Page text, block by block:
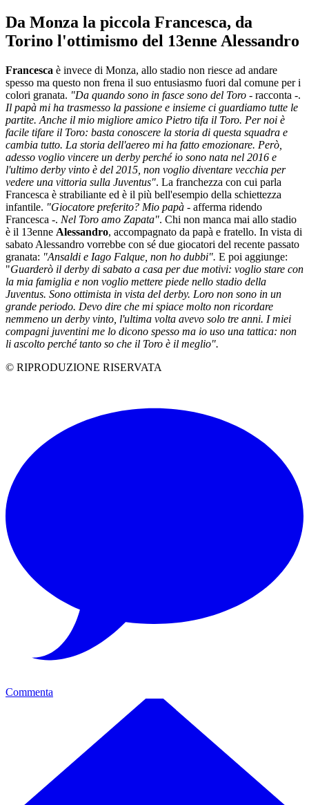
Da Monza la piccola Francesca, da
Torino l'ottimismo del 13enne Alessandro
Francesca è invece di Monza, allo stadio non riesce ad andare
spesso ma questo non frena il suo entusiasmo fuori dal comune per i
colori granata. "Da quando sono in fasce sono del Toro - racconta -.
Il papà mi ha trasmesso la passione e insieme ci guardiamo tutte le
partite. Anche il mio migliore amico Pietro tifa il Toro. Per noi è
facile tifare il Toro: basta conoscere la storia di questa squadra e
cambia tutto. La storia dell'aereo mi ha fatto emozionare. Però,
adesso voglio vincere un derby perché io sono nata nel 2016 e
l'ultimo derby vinto è del 2015, non voglio diventare vecchia per
vedere una vittoria sulla Juventus". La franchezza con cui parla
Francesca è strabiliante ed è il più bell'esempio della schiettezza
infantile. "Giocatore preferito? Mio papà - afferma ridendo
Francesca -. Nel Toro amo Zapata". Chi non manca mai allo stadio
è il 13enne Alessandro, accompagnato da papà e fratello. In vista di
sabato Alessandro vorrebbe con sé due giocatori del recente passato
granata: "Ansaldi e Iago Falque, non ho dubbi". E poi aggiunge:
"Guarderò il derby di sabato a casa per due motivi: voglio stare con
la mia famiglia e non voglio mettere piede nello stadio della
Juventus. Sono ottimista in vista del derby. Loro non sono in un
grande periodo. Devo dire che mi spiace molto non ricordare
nemmeno un derby vinto, l'ultima volta avevo solo tre anni. I miei
compagni juventini me lo dicono spesso ma io uso una tattica: non
li ascolto perché tanto so che il Toro è il meglio".
© RIPRODUZIONE RISERVATA
Commenta